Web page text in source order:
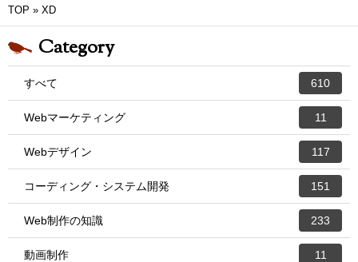
TOP » XD
Category
すべて 610
Webマーケティング 11
Webデザイン 117
コーディング・システム開発 151
Web制作の知識 233
動画制作 11